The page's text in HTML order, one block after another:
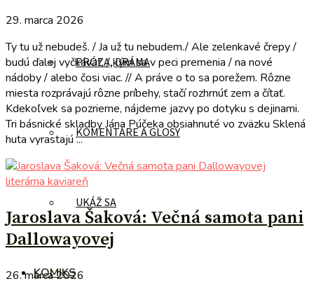
PRÓZA, DRÁMA
KOMENTÁRE A GLOSY
UKÁŽ SA
KOMIKS
29. marca 2026
Ty tu už nebudeš. / Ja už tu nebudem./ Ale zelenkavé črepy /
budú ďalej vyčkávať, / kým sa v peci premenia / na nové
nádoby / alebo čosi viac. // A práve o to sa porežem. Rôzne
miesta rozprávajú rôzne príbehy, stačí rozhrnúť zem a čítať.
Kdekoľvek sa pozrieme, nájdeme jazvy po dotyku s dejinami.
Tri básnické skladby Jána Púčeka obsiahnuté vo zväzku Sklená
huta vyrastajú ...
literárna kaviareň
Jaroslava Šaková: Večná samota pani
Dallowayovej
26. marca 2026